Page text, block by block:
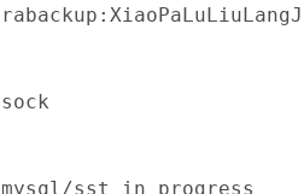
sst_in_progress